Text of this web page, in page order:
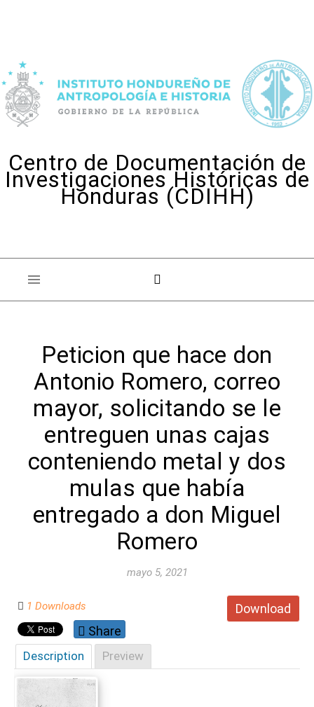
Centro de Documentación de
Investigaciones Históricas de
Honduras (CDIHH)
Peticion que hace don
Antonio Romero, correo
mayor, solicitando se le
entreguen unas cajas
conteniendo metal y dos
mulas que había
entregado a don Miguel
Romero
mayo 5, 2021
Download
1 Downloads
Share
Description Preview